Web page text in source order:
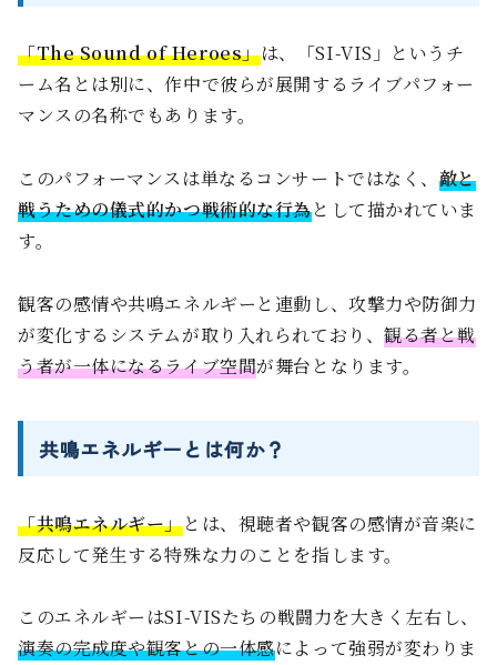
「The Sound of Heroes」は、「SI-VIS」というチ
ーム名とは別に、作中で彼らが展開するライブパフォー
マンスの名称でもあります。
このパフォーマンスは単なるコンサートではなく、 敵と
戦うための儀式的かつ戦術的な行為として描かれていま
す。
観客の感情や共鳴エネルギーと連動し、攻撃力や防御力
が変化するシステムが取り入れられており、観る者と戦
う者が一体になるライブ空間が舞台となります。
共鳴エネルギーとは何か？
「共鳴エネルギー」とは、視聴者や観客の感情が音楽に
反応して発生する特殊な力のことを指します。
このエネルギーはSI-VISたちの戦闘力を大きく左右し、
演奏の完成度や観客との一体感によって強弱が変わりま